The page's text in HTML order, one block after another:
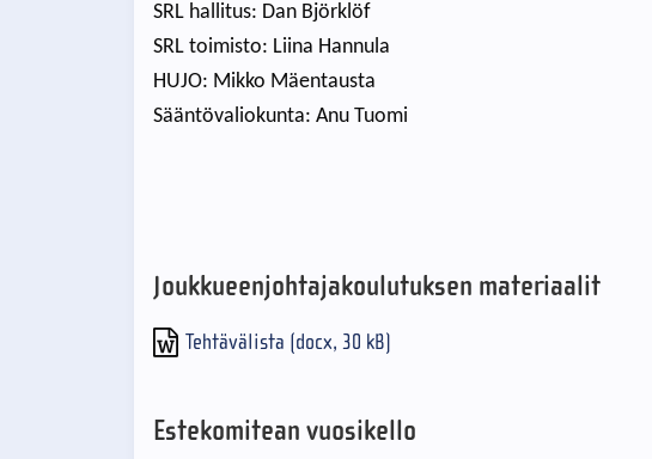
SRL hallitus: Dan Björklöf
SRL toimisto: Liina Hannula
HUJO: Mikko Mäentausta
Sääntövaliokunta: Anu Tuomi
Joukkueenjohtajakoulutuksen materiaalit
Tehtävälista (docx, 30 kB)
Estekomitean vuosikello